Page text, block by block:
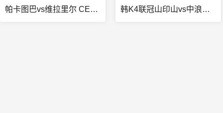
帕卡图巴vs维拉里尔 CE直播 韩K4联冠山印山vs中浪野马在线观看